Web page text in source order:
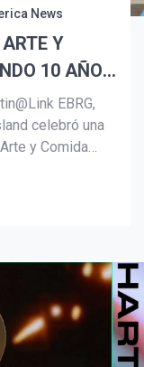
News
Y
10 AÑOS
EBRG,
celebró una
y Comida
a artistas y
espacio,